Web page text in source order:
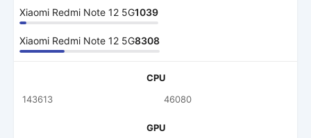
Xiaomi Redmi Note 12 5G1039
Xiaomi Redmi Note 12 5G8308
CPU
143613
46080
GPU